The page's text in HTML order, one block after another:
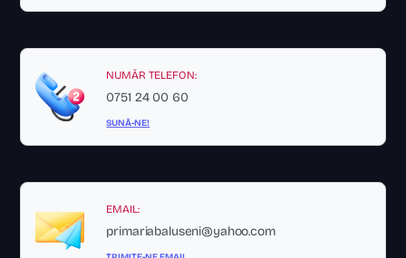
NUMĂR TELEFON:
0751 24 00 60
SUNĂ-NE!
EMAIL:
primariabaluseni@yahoo.com